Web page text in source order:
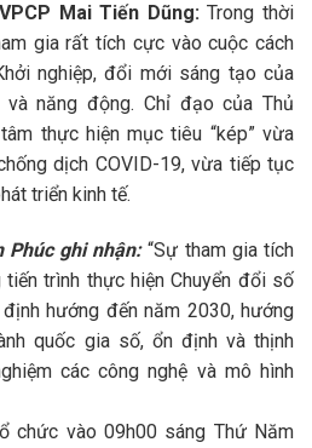
Mai Tiến Dũng:Trong thời
gia rất tích cực vào cuộc cách
nghiệp, đổi mới sáng tạo của
năng động. Chỉ đạo của Thủ
thực hiện mục tiêu “kép” vừa
dịch COVID-19, vừa tiếp tục
triển kinh tế.
Phúc ghi nhận:“Sự tham gia tích
trình thực hiện Chuyển đổi số
hướng đến năm 2030, hướng
quốc gia số, ổn định và thịnh
các công nghệ và mô hình
chức vào 09h00 sáng Thứ Năm